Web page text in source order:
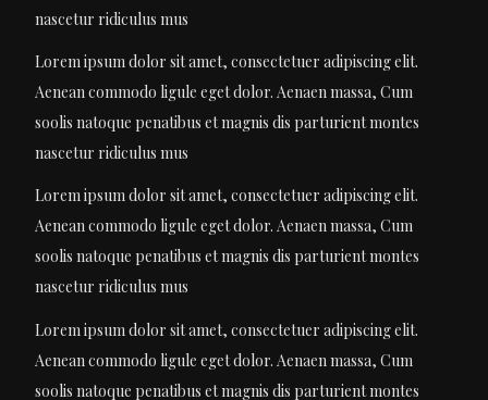
nascetur ridiculus mus
Lorem ipsum dolor sit amet, consectetuer adipiscing elit.
Aenean commodo ligule eget dolor. Aenaen massa, Cum
soolis natoque penatibus et magnis dis parturient montes
nascetur ridiculus mus
Lorem ipsum dolor sit amet, consectetuer adipiscing elit.
Aenean commodo ligule eget dolor. Aenaen massa, Cum
soolis natoque penatibus et magnis dis parturient montes
nascetur ridiculus mus
Lorem ipsum dolor sit amet, consectetuer adipiscing elit.
Aenean commodo ligule eget dolor. Aenaen massa, Cum
soolis natoque penatibus et magnis dis parturient montes